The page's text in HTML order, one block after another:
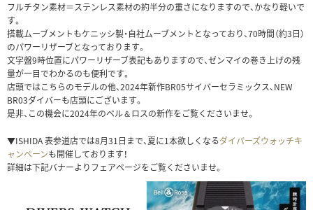
フルチタン素材＝ステンレス素材の約半分の重さになりますので、かなり軽いで
す。
搭載ムーブメントもケニッシ製・自社ムーブメントとなっており、70時間（約3日）
のパワーリザーブとなっております。
文字盤9時位置にパワーリザーブ表記もありますので、ゼンマイの巻き上げの残
量が一目でわかるのも便利です。
店頭ではこちらのモデルの他、2024年新作BR05サイバーセラミックス、NEW
BR03ダイバーも店頭にございます。
是非、この機会に2024年のベル＆ロスの新作をご覧くださいませ。
▼ISHIDA 表参道店では8月31日まで、夏に1本欲しくなるダイバーズウォッチキ
ャンペーンも開催しております！
詳細は下記バナーよりフェアページをご覧くださいませ。